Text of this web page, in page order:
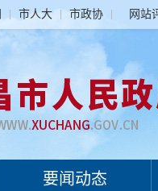
市人大 市政协 网站
要闻动态